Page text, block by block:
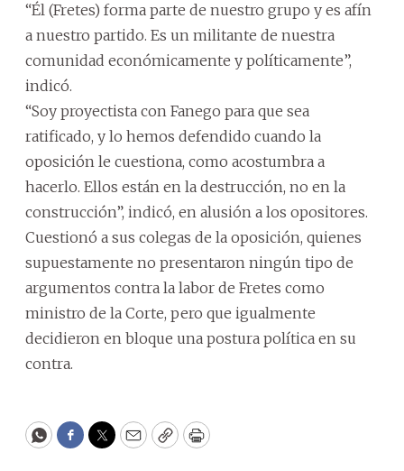
“Él (Fretes) forma parte de nuestro grupo y es afín
a nuestro partido. Es un militante de nuestra
comunidad económicamente y políticamente”,
indicó.
“Soy proyectista con Fanego para que sea
ratificado, y lo hemos defendido cuando la
oposición le cuestiona, como acostumbra a
hacerlo. Ellos están en la destrucción, no en la
construcción”, indicó, en alusión a los opositores.
Cuestionó a sus colegas de la oposición, quienes
supuestamente no presentaron ningún tipo de
argumentos contra la labor de Fretes como
ministro de la Corte, pero que igualmente
decidieron en bloque una postura política en su
contra.
WhatsApp
Facebook
Twitter
EmailCopyPrint